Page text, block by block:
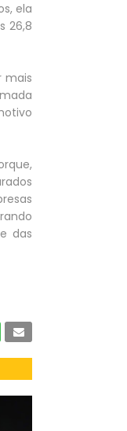
ela
26,8
mais
das